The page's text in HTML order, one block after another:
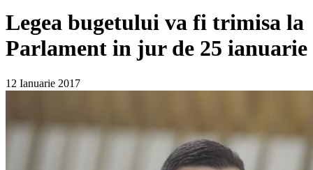
Legea bugetului va fi trimisa la
Parlament in jur de 25 ianuarie
12 Ianuarie 2017